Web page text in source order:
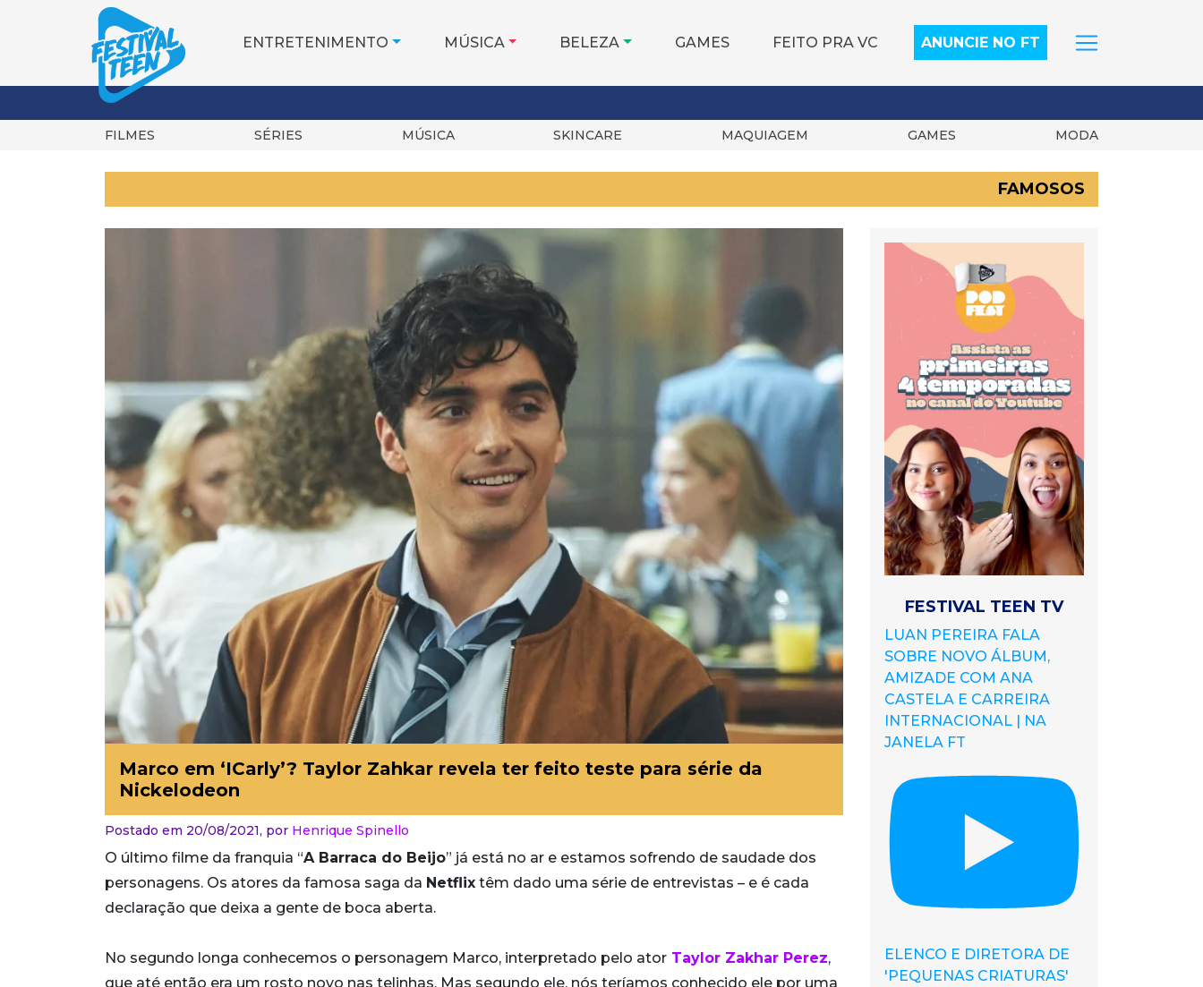
ENTRETENIMENTO MÚSICA BELEZA GAMES FEITO PRA VC ANUNCIE NO FT
FILMES SÉRIES MÚSICA SKINCARE MAQUIAGEM GAMES MODA
FAMOSOS
Marco em ‘ICarly’? Taylor Zahkar revela ter feito teste para série da
Nickelodeon
Postado em 20/08/2021, por Henrique Spinello
O último filme da franquia “A Barraca do Beijo” já está no ar e estamos sofrendo de saudade dos
personagens. Os atores da famosa saga da Netflix têm dado uma série de entrevistas – e é cada
declaração que deixa a gente de boca aberta.
No segundo longa conhecemos o personagem Marco, interpretado pelo ator Taylor Zakhar Perez,
que até então era um rosto novo nas telinhas. Mas segundo ele, nós teríamos conhecido ele por uma
FESTIVAL TEEN TV
LUAN PEREIRA FALA
SOBRE NOVO ÁLBUM,
AMIZADE COM ANA
CASTELA E CARREIRA
INTERNACIONAL | NA
JANELA FT
ELENCO E DIRETORA DE
'PEQUENAS CRIATURAS'